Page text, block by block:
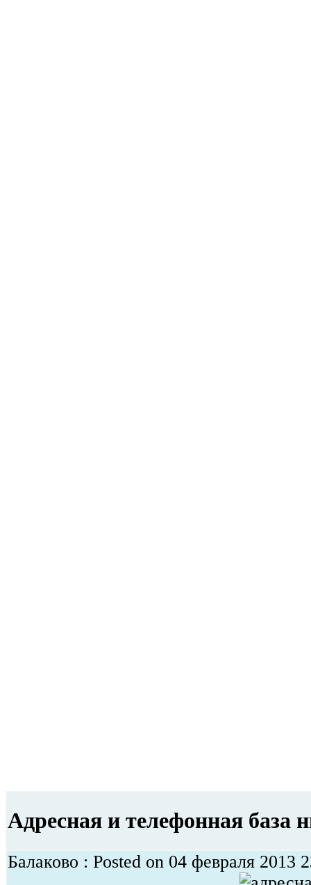
Адресная и телефонная база
Балаково : Posted on 04 февраля 2013